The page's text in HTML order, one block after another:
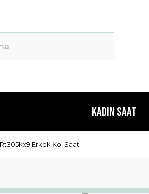
Kadın Saat
Rt305kx9 Erkek Kol Saati